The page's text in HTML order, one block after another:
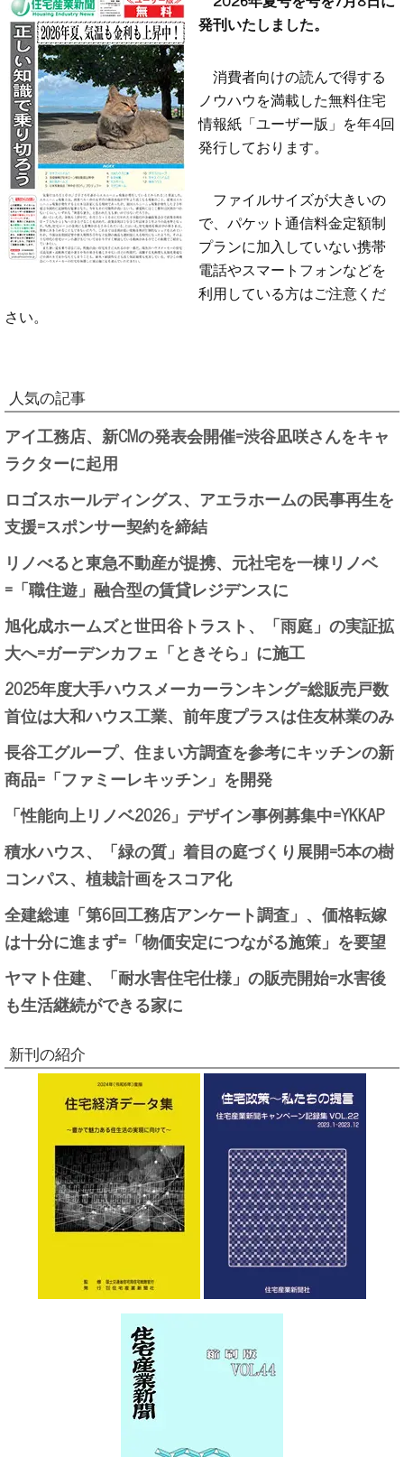
発刊いたしました。
消費者向けの読んで得する
ノウハウを満載した無料住宅
情報紙「ユーザー版」を年4回
発行しております。
ファイルサイズが大きいの
で、パケット通信料金定額制
プランに加入していない携帯
電話やスマートフォンなどを
利用している方はご注意くだ
さい。
人気の記事
アイ工務店、新CMの発表会開催=渋谷凪咲さんをキャ
ラクターに起用
ロゴスホールディングス、アエラホームの民事再生を
支援=スポンサー契約を締結
リノべると東急不動産が提携、元社宅を一棟リノベ
=「職住遊」融合型の賃貸レジデンスに
旭化成ホームズと世田谷トラスト、「雨庭」の実証拡
大へ=ガーデンカフェ「ときそら」に施工
2025年度大手ハウスメーカーランキング=総販売戸数
首位は大和ハウス工業、前年度プラスは住友林業のみ
長谷工グループ、住まい方調査を参考にキッチンの新
商品=「ファミーレキッチン」を開発
「性能向上リノベ2026」デザイン事例募集中=YKKAP
積水ハウス、「緑の質」着目の庭づくり展開=5本の樹
コンパス、植栽計画をスコア化
全建総連「第6回工務店アンケート調査」、価格転嫁
は十分に進まず=「物価安定につながる施策」を要望
ヤマト住建、「耐水害住宅仕様」の販売開始=水害後
も生活継続ができる家に
新刊の紹介